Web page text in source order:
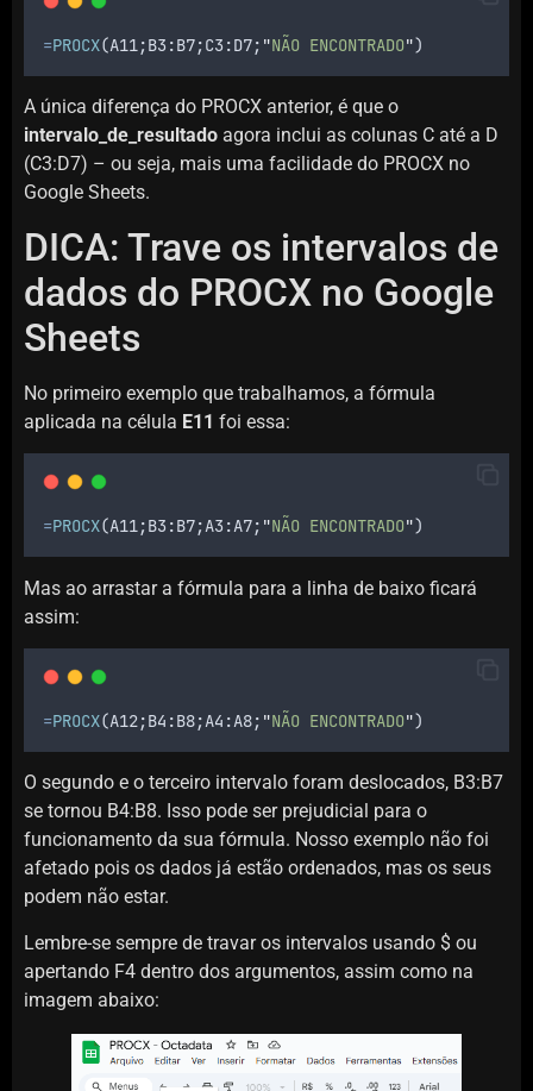
=PROCX(A11;B3 :B7;C3 :D7; "NÃO ENCONTRADO")
A única diferença do PROCX anterior, é que o
intervalo_de_resultado agora inclui as colunas C até a D
(C3:D7) – ou seja, mais uma facilidade do PROCX no
Google Sheets.
DICA: Trave os intervalos de
dados do PROCX no Google
Sheets
No primeiro exemplo que trabalhamos, a fórmula
aplicada na célula E11 foi essa:
=PROCX(A11;B3 :B7;A3 :A7; "NÃO ENCONTRADO")
Mas ao arrastar a fórmula para a linha de baixo ficará
assim:
=PROCX(A12;B4 :B8;A4 :A8; "NÃO ENCONTRADO")
O segundo e o terceiro intervalo foram deslocados, B3:B7
se tornou B4:B8. Isso pode ser prejudicial para o
funcionamento da sua fórmula. Nosso exemplo não foi
afetado pois os dados já estão ordenados, mas os seus
podem não estar.
Lembre-se sempre de travar os intervalos usando $ ou
apertando F4 dentro dos argumentos, assim como na
imagem abaixo: